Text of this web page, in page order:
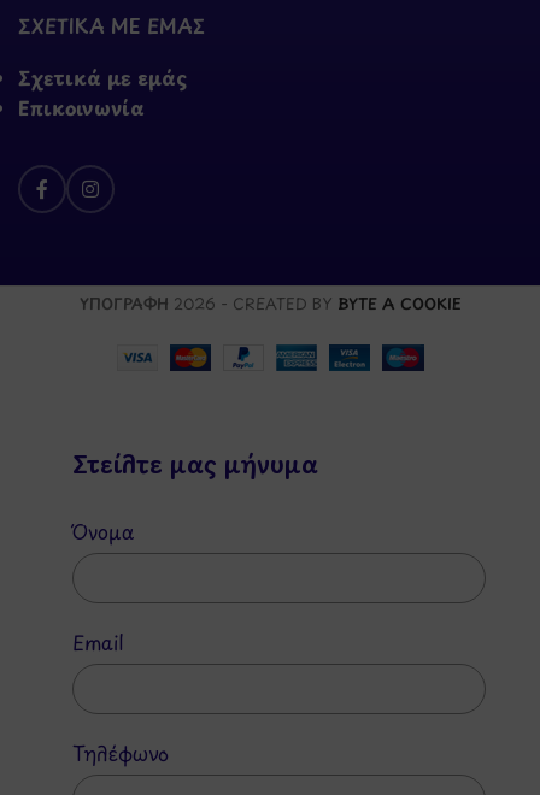
ΣΧΕΤΙΚΑ ΜΕ ΕΜΑΣ
Σχετικά με εμάς
Επικοινωνία
ΥΠΟΓΡΑΦΗ 2026 - CREATED BY BYTE A COOKIE
Στείλτε μας μήνυμα
Όνομα
Email
Τηλέφωνο